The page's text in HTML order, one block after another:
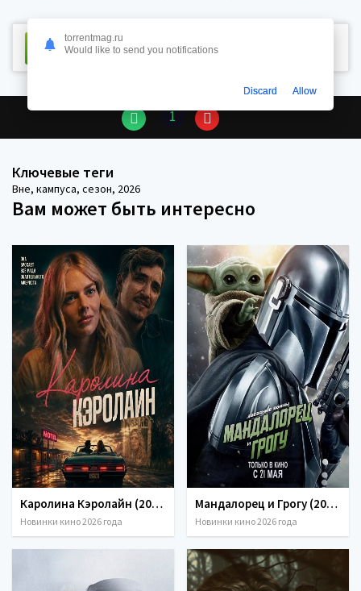
Скачать торрент Размер: 51.2 Kb
1
Ключевые теги
Вне, кампуса, сезон, 2026
Вам может быть интересно
Каролина Кэролайн (2026)
Новинки кино 2026 года
Мандалорец и Грогу (2026)
Новинки кино 2026 года
torrentmag.ru
Would like to send you notifications
Discard Allow